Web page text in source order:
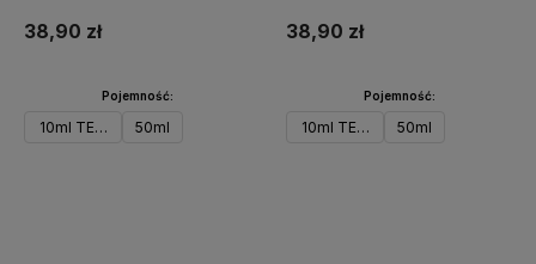
38,90 zł
Pojemność:
10ml TESTER 50ml
38,90 zł
Pojemność:
10ml TESTER 50ml